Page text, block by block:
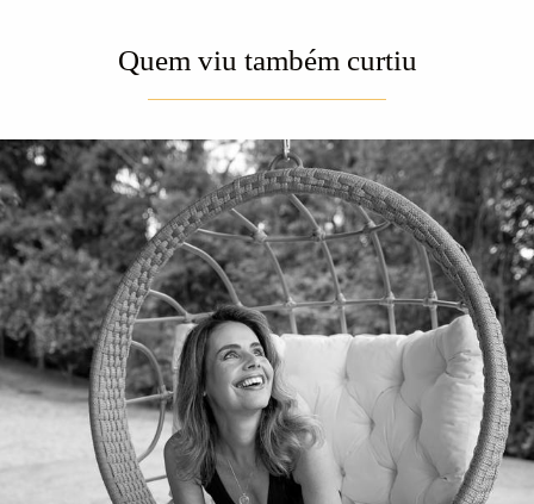
Quem viu também curtiu